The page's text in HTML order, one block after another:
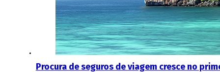
Procura de seguros de viagem cresce no